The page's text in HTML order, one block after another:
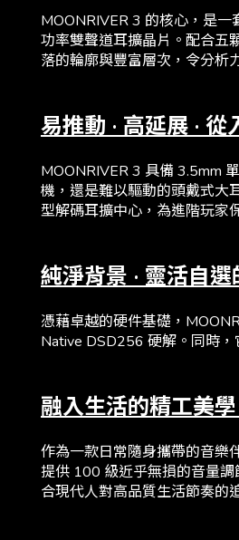
MOONRIVER 3 的核心，是
功率雙聲道耳擴晶片。配合五
落的輪廓與豐富層次，令分析
易推動 · 高延展 ·
MOONRIVER 3 具備 3.5mm
機，還是難以驅動的頭戴式大
型解碼耳擴中心，為進階玩家
純淨背景 · 靈活自
憑藉卓越的硬件基礎，
Native DSD256 硬解。同時
融入生活的精工美
作為一款日常隨身攜帶的音樂
提供 100 級近乎無損的音量
合現代人對高品質生活節奏的